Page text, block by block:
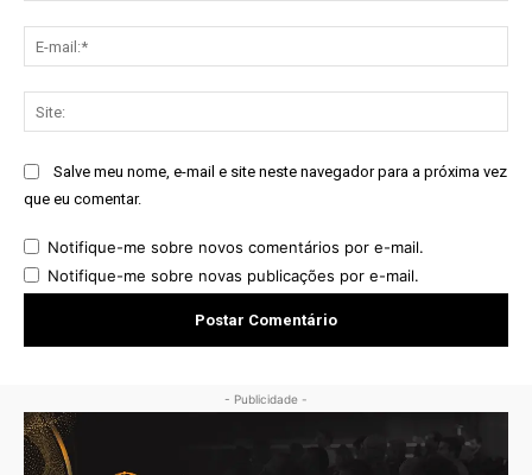
Salve meu nome, e-mail e site neste navegador para a próxima vez
que eu comentar.
Notifique-me sobre novos comentários por e-mail.
Notifique-me sobre novas publicações por e-mail.
- Publicidade -